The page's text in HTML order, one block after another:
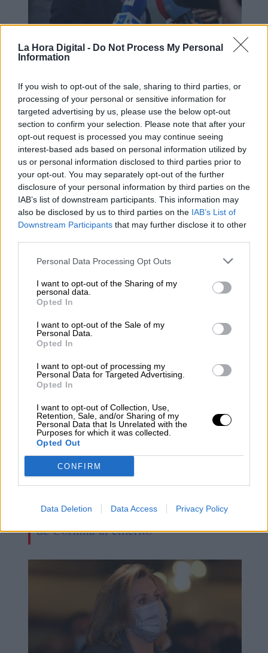
La Hora Digital - Do Not Process My Personal
Information
If you wish to opt-out of the sale, sharing to third parties, or
processing of your personal or sensitive information for
targeted advertising by us, please use the below opt-out
section to confirm your selection. Please note that after your
opt-out request is processed you may continue seeing
interest-based ads based on personal information utilized by
us or personal information disclosed to third parties prior to
your opt-out. You may separately opt-out of the further
disclosure of your personal information by third parties on the
IAB’s list of downstream participants. This information may
also be disclosed by us to third parties on the IAB’s List of
Downstream Participants that may further disclose it to other
Personal Data Processing Opt Outs
I want to opt-out of the Sharing of my
personal data.
Opted In
I want to opt-out of the Sale of my
Personal Data.
Opted In
I want to opt-out of processing my
Personal Data for Targeted Advertising.
Opted In
I want to opt-out of Collection, Use,
Retention, Sale, and/or Sharing of my
Personal Data that Is Unrelated with the
Purposes for which it was collected.
Opted Out
CONFIRM
Data Deletion Data Access Privacy Policy
que Jorge Fernández Díaz estaba al
frente de la Operación Cataluña
A la etapa Feijóo le cae la tercera
condena judicial del PP por el caso
llamado a testificar por la demanda
de Corinna al emérito